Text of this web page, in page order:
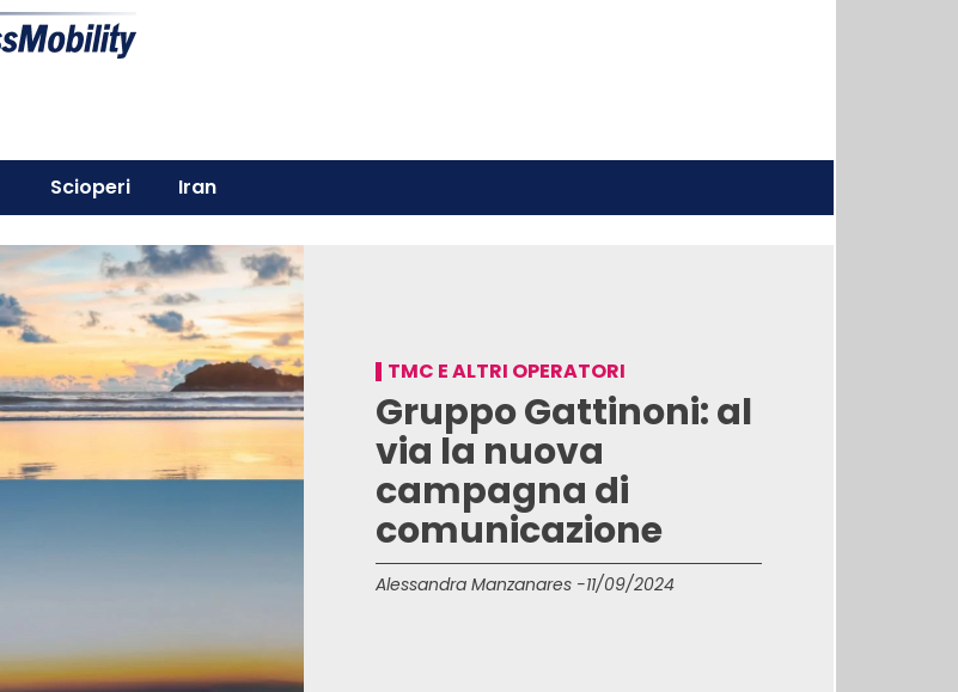
Scioperi Iran
TMC E ALTRI OPERATORI
Gruppo Gattinoni: al
via la nuova
campagna di
comunicazione
Alessandra Manzanares -11/09/2024